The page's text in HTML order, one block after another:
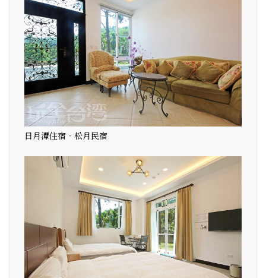
日月潭住宿‧松月民宿